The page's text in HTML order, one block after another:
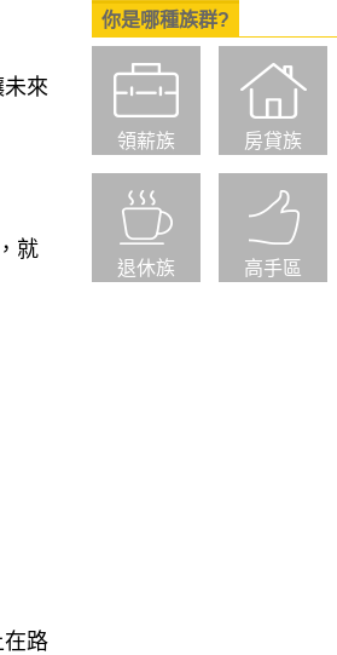
未來
就
在路
你是哪種族群?
領薪族 房貸族
退休族 高手區